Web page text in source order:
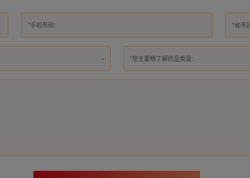
*您主要想了解的品类是：